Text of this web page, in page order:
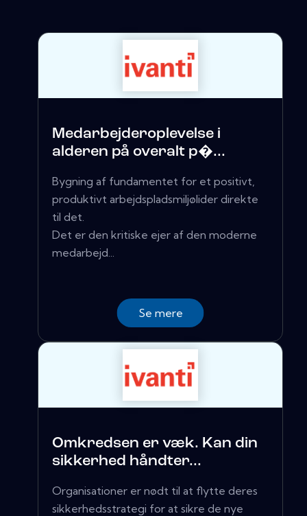
Medarbejderoplevelse i
alderen på overalt p�...
Bygning af fundamentet for et positivt,
produktivt arbejdspladsmiljølider direkte
til det.
Det er den kritiske ejer af den moderne
medarbejd...
Se mere
Omkredsen er væk. Kan din
sikkerhed håndter...
Organisationer er nødt til at flytte deres
sikkerhedsstrategi for at sikre de nye